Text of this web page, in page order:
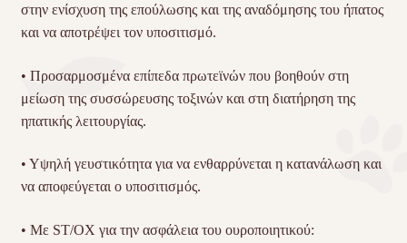
στην ενίσχυση της επούλωσης και της αναδόμησης του ήπατος
και να αποτρέψει τον υποσιτισμό.
• Προσαρμοσμένα επίπεδα πρωτεϊνών που βοηθούν στη
μείωση της συσσώρευσης τοξινών και στη διατήρηση της
ηπατικής λειτουργίας.
• Υψηλή γευστικότητα για να ενθαρρύνεται η κατανάλωση και
να αποφεύγεται ο υποσιτισμός.
• Με ST/OX για την ασφάλεια του ουροποιητικού: